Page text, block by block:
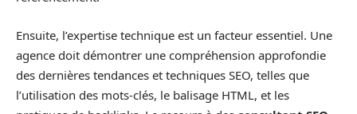
Ensuite, l’expertise technique est un facteur essentiel. Une
agence doit démontrer une compréhension approfondie
des dernières tendances et techniques SEO, telles que
l’utilisation des mots-clés, le balisage HTML, et les